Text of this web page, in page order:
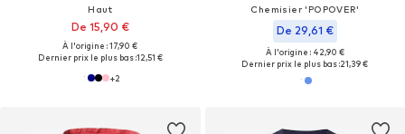
Haut
De 15,90 €
À l'origine : 17,90 €
Dernier prix le plus bas :12,51 €
+2
Chemisier 'POPOVER'
De 29,61 €
À l'origine : 42,90 €
Dernier prix le plus bas :21,39 €